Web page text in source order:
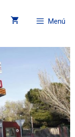
Menú